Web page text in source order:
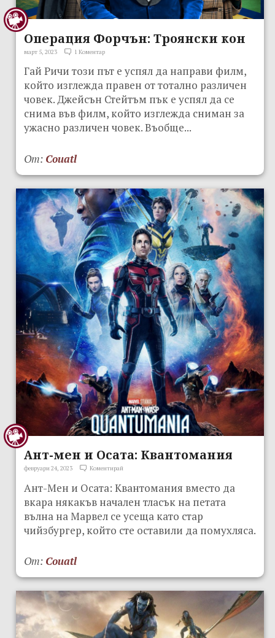
Операция Форчън: Троянски кон
март 5, 2023 1 Коментар
Гай Ричи този път е успял да направи филм,
който изглежда правен от тотално различен
човек. Джейсън Стейтъм пък е успял да се
снима във филм, който изглежда сниман за
ужасно различен човек. Въобще...
От: Couatl
Ант-мен и Осата: Квантомания
февруари 24, 2023 Коментирай
Ант-Мен и Осата: Квантомания вместо да
вкара някакъв начален тласък на петата
вълна на Марвел се усеща като стар
чийзбургер, който сте оставили да помухляса.
От: Couatl